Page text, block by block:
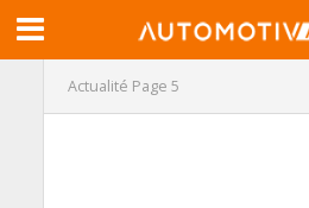
Actualité Page 5